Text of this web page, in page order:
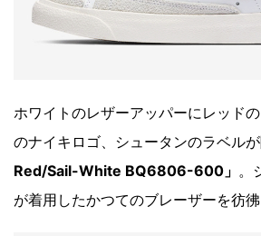
ホワイトのレザーアッパーにレッド
のナイキロゴ、シュータンのラベル
Red/Sail-White BQ6806-600」 。
が着用したかつてのブレーザーを彷彿